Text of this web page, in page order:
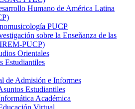
Humano de América Latina
PUCP
sobre la Enseñanza de las
PUCP)
Orientales
Estudiantiles
de Admisión e Informes
Estudiantiles
Académica
Virtual